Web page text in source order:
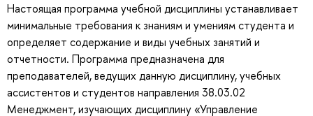
Настоящая программа учебной дисциплины устанавливает
минимальные требования к знаниям и умениям студента и
определяет содержание и виды учебных занятий и
отчетности. Программа предназначена для
преподавателей, ведущих данную дисциплину, учебных
ассистентов и студентов направления 38.03.02
Менеджмент, изучающих дисциплину «Управление